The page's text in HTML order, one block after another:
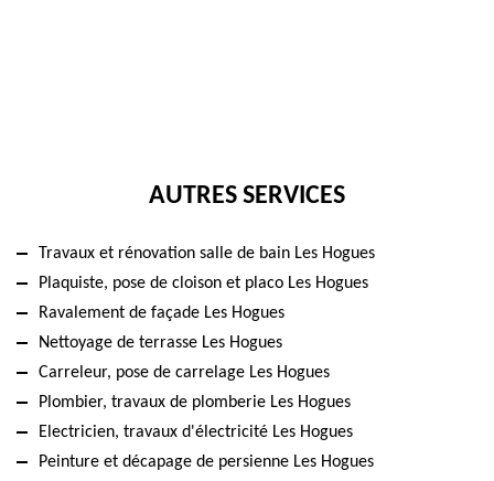
AUTRES SERVICES
Travaux et rénovation salle de bain Les Hogues
Plaquiste, pose de cloison et placo Les Hogues
Ravalement de façade Les Hogues
Nettoyage de terrasse Les Hogues
Carreleur, pose de carrelage Les Hogues
Plombier, travaux de plomberie Les Hogues
Electricien, travaux d'électricité Les Hogues
Peinture et décapage de persienne Les Hogues